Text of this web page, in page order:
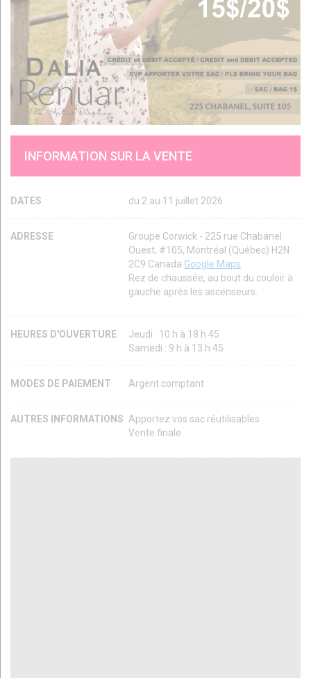
INFORMATION SUR LA VENTE
DATES du 2 au 11 juillet 2026
ADRESSE
Groupe Corwick - 225 rue Chabanel
Ouest, #105, Montréal (Québec) H2N
2C9 Canada Google Maps
Rez de chaussée, au bout du couloir à
gauche après les ascenseurs.
HEURES D'OUVERTURE
Jeudi : 10 h à 18 h 45
Samedi : 9 h à 13 h 45
MODES DE PAIEMENT Argent comptant
AUTRES INFORMATIONS Apportez vos sac réutilisables
Vente finale